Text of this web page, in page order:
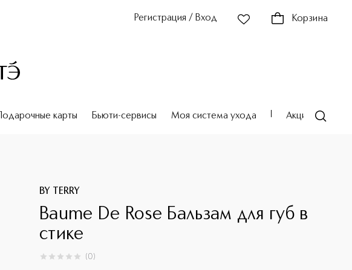
Регистрация / Вход Корзина
Подарочные карты Бьюти-сервисы Моя система ухода Акции
BY TERRY
Baume De Rose Бальзам для губ в
стике
0из 0 (0)